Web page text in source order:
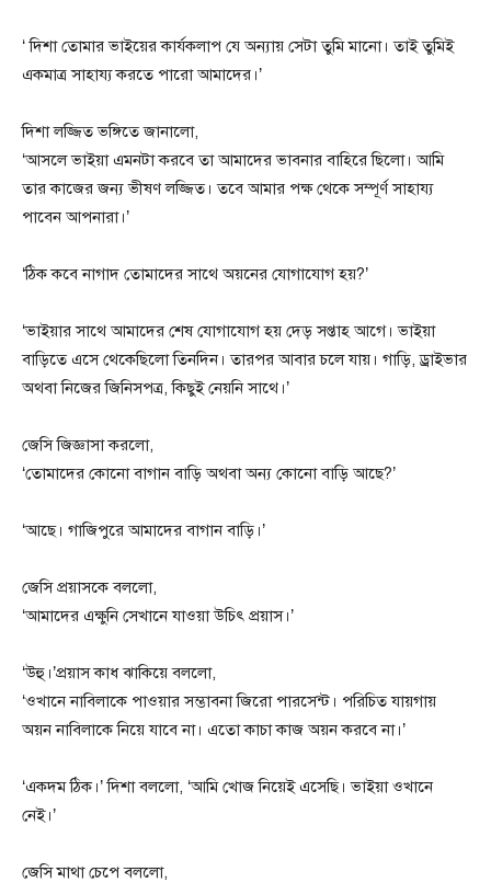
‘ দিশা তোমার ভাইয়ের কার্যকলাপ যে অন্যায় সেটা তুমি মানো। তাই তুমিই
একমাত্র সাহায্য করতে পারো আমাদের।’
দিশা লজ্জিত ভঙ্গিতে জানালো,
‘আসলে ভাইয়া এমনটা করবে তা আমাদের ভাবনার বাহিরে ছিলো। আমি
তার কাজের জন্য ভীষণ লজ্জিত। তবে আমার পক্ষ থেকে সম্পূর্ণ সাহায্য
পাবেন আপনারা।’
‘ঠিক কবে নাগাদ তোমাদের সাথে অয়নের যোগাযোগ হয়?’
‘ভাইয়ার সাথে আমাদের শেষ যোগাযোগ হয় দেড় সপ্তাহ আগে। ভাইয়া
বাড়িতে এসে থেকেছিলো তিনদিন। তারপর আবার চলে যায়। গাড়ি, ড্রাইভার
অথবা নিজের জিনিসপত্র, কিছুই নেয়নি সাথে।’
জেসি জিজ্ঞাসা করলো,
‘তোমাদের কোনো বাগান বাড়ি অথবা অন্য কোনো বাড়ি আছে?’
‘আছে। গাজিপুরে আমাদের বাগান বাড়ি।’
জেসি প্র‍য়াসকে বললো,
‘আমাদের এক্ষুনি সেখানে যাওয়া উচিৎ প্রয়াস।’
‘উহু।’প্রয়াস কাধ ঝাকিয়ে বললো,
‘ওখানে নাবিলাকে পাওয়ার সম্ভাবনা জিরো পারসেন্ট। পরিচিত যায়গায়
অয়ন নাবিলাকে নিয়ে যাবে না। এতো কাচা কাজ অয়ন করবে না।’
‘একদম ঠিক।’ দিশা বললো, ‘আমি খোজ নিয়েই এসেছি। ভাইয়া ওখানে
নেই।’
জেসি মাথা চেপে বললো,